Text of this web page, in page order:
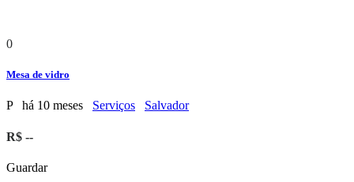
0
Mesa de vidro
P há 10 meses Serviços Salvador
R$ --
Guardar